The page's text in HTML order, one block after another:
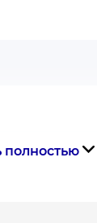
полностью